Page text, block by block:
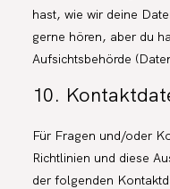
hast, wie wir deine
gerne hören, aber du
Aufsichtsbehörde
10.
Für Fragen und/oder
Richtlinien und diese
der folgenden